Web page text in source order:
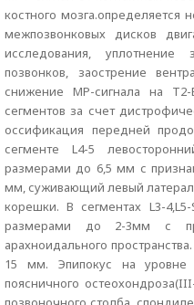
костного
межпозвонковых дисков
исследования, уплотнение
позвонков, заострение
снижение МР-сигнала на
сегментов за счет
оссификация передней
сегменте L4-5
размерами до 6,5 мм с
мм, суживающий левый
корешки. В сегментах L3-
размерами до 2-3мм с
арахноидального
15 мм. Эпипокус на уровне
поясничного